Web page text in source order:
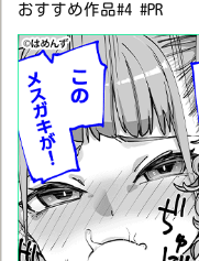
おすすめ作品#4 #PR